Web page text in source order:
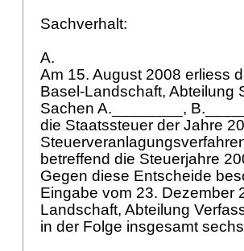
Sachverhalt:
A.
Am 15. August 2008 erliess
Basel-Landschaft, Abteilung
Sachen A.________,
die Staatssteuer der Jahre
betreffend die Steuerjahre
Gegen diese Entscheide
Eingabe vom 23. Dezember
Landschaft, Abteilung
in der Folge insgesamt